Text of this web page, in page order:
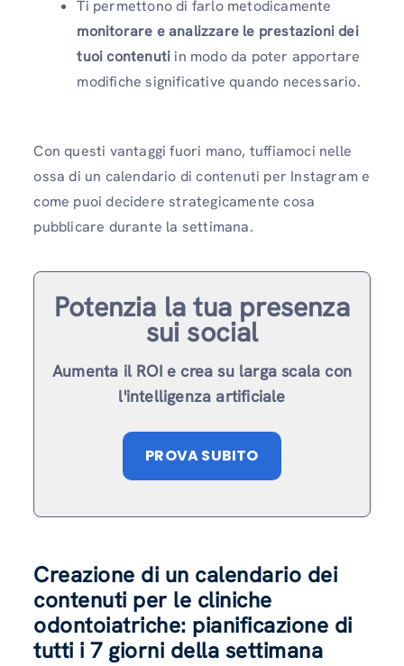
Ti permettono di farlo metodicamente
monitorare e analizzare le prestazioni dei
tuoi contenuti in modo da poter apportare
modifiche significative quando necessario.
Con questi vantaggi fuori mano, tuffiamoci nelle
ossa di un calendario di contenuti per Instagram e
come puoi decidere strategicamente cosa
pubblicare durante la settimana.
Potenzia la tua presenza
sui social
Aumenta il ROI e crea su larga scala con
l'intelligenza artificiale
PROVA SUBITO
Creazione di un calendario dei
contenuti per le cliniche
odontoiatriche: pianificazione di
tutti i 7 giorni della settimana